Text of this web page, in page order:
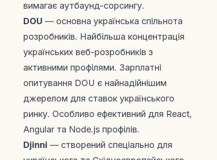
вимагає аутбаунд-сорсингу.
DOU — основна українська спільнота
розробників. Найбільша концентрація
українських веб-розробників з
активними профілями. Зарплатні
опитування DOU є найнадійнішим
джерелом для ставок українського
ринку. Особливо ефективний для React,
Angular та Node.js профілів.
Djinni — створений спеціально для